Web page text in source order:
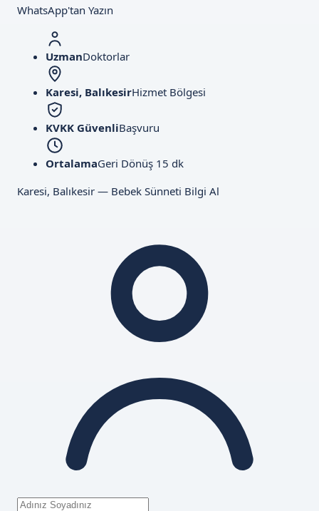
WhatsApp'tan Yazın
UzmanDoktorlar
Karesi, BalıkesirHizmet Bölgesi
KVKK GüvenliBaşvuru
OrtalamaGeri Dönüş 15 dk
Karesi, Balıkesir — Bebek Sünneti Bilgi Al